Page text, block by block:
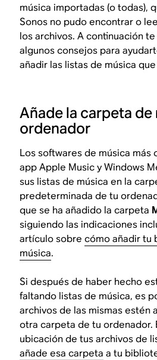
música importadas (o todas),
Sonos no pudo encontrar o
los archivos. A continuación
algunos consejos para
añadir las listas de música
Añade la carpeta de
ordenador
Los softwares de música más
app Apple Music y Windows
sus listas de música en la
predeterminada de tu
que se ha añadido la carpeta
siguiendo las indicaciones
artículo sobrecómo añadir tu
música.
Si después de haber hecho
faltando listas de música, es
archivos de las mismas estén
otra carpeta de tu ordenador.
ubicación de tus archivos de
añade esa carpeta a tu